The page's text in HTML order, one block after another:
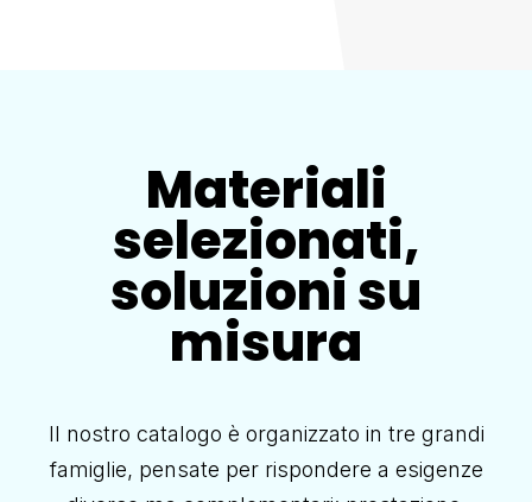
Materiali
selezionati,
soluzioni su
misura
Il nostro catalogo è organizzato in tre grandi
famiglie, pensate per rispondere a esigenze